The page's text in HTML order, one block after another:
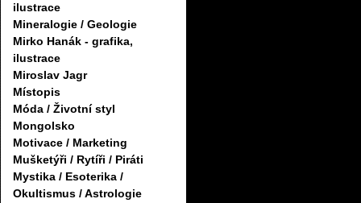
ilustrace
Mineralogie / Geologie
Mirko Hanák - grafika,
ilustrace
Miroslav Jagr
Místopis
Móda / Životní styl
Mongolsko
Motivace / Marketing
Mušketýři / Rytíři / Piráti
Mystika / Esoterika /
Okultismus / Astrologie